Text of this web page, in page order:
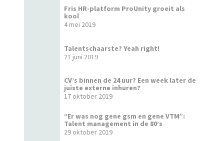
Fris HR-platform ProUnity groeit als
kool
4 mei 2019
Talentschaarste? Yeah right!
21 juni 2019
CV’s binnen de 24 uur? Een week later de
juiste externe inhuren?
17 oktober 2019
“Er was nog gene gsm en gene VTM”:
Talent management in de 80’s
29 oktober 2019